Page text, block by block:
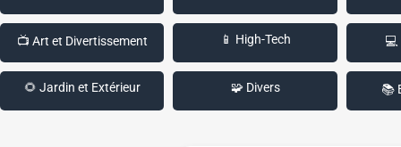
📺 Art et Divertissement 📱 High-Tech 💻
🌻 Jardin et Extérieur 🧩 Divers 📚